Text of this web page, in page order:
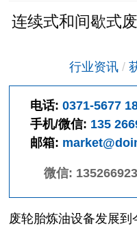
连续式和间歇式
行业资讯/
电话:0371-5677
手机/微信: 135
邮箱:
微信:
废轮胎炼油设备发展